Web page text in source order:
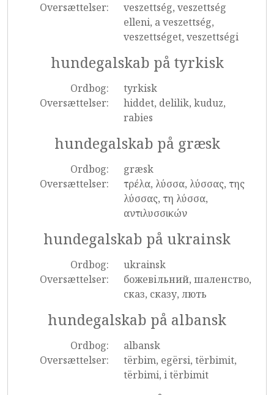
Oversættelser:
veszettség, veszettség
elleni, a veszettség,
veszettséget, veszettségi
hundegalskab på tyrkisk
Ordbog:
tyrkisk
Oversættelser:
hiddet, delilik, kuduz,
rabies
hundegalskab på græsk
Ordbog:
græsk
Oversættelser:
τρέλα, λύσσα, λύσσας, της
λύσσας, τη λύσσα,
αντιλυσσικών
hundegalskab på ukrainsk
Ordbog:
ukrainsk
Oversættelser:
божевільний, шаленство,
сказ, сказу, лють
hundegalskab på albansk
Ordbog:
albansk
Oversættelser:
tërbim, egërsi, tërbimit,
tërbimi, i tërbimit